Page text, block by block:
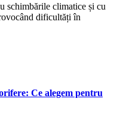
schimbările climatice și cu
dificultăți în
Ce alegem pentru